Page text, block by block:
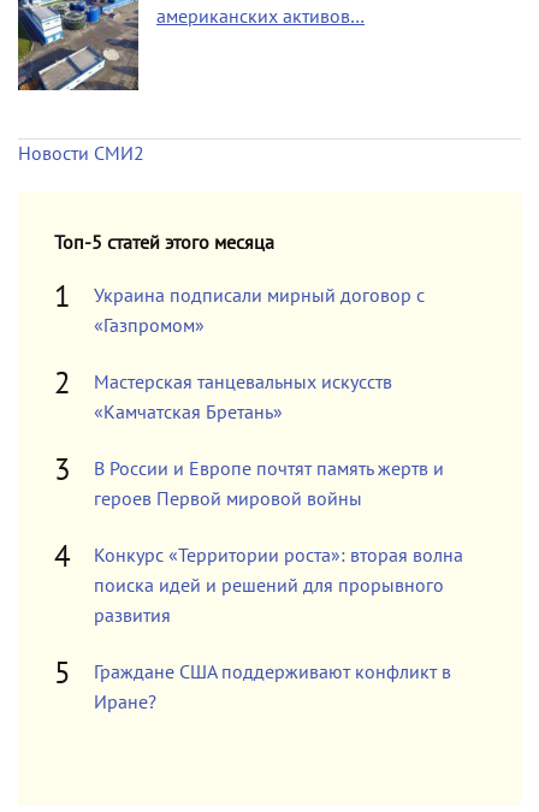
американских активов…
Новости СМИ2
Топ-5 статей этого месяца
Украина подписали мирный договор с
«Газпромом»
Мастерская танцевальных искусств
«Камчатская Бретань»
В России и Европе почтят память жертв и
героев Первой мировой войны
Конкурс «Территории роста»: вторая волна
поиска идей и решений для прорывного
развития
Граждане США поддерживают конфликт в
Иране?